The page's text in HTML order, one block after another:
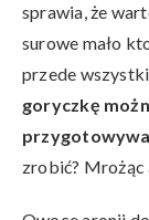
sprawia, że
surowe mało
przede
goryczkę
zrobić? Mrożąc